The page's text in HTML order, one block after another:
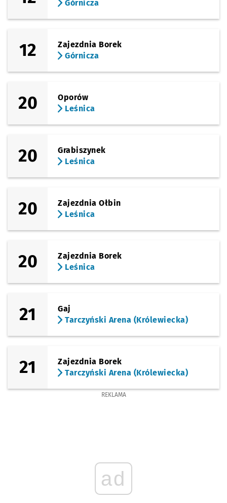
Górnicza
12
Zajezdnia Borek
Górnicza
20
Oporów
Leśnica
20
Grabiszynek
Leśnica
20
Zajezdnia Ołbin
Leśnica
20
Zajezdnia Borek
Leśnica
21
Gaj
Tarczyński Arena (Królewiecka)
21
Zajezdnia Borek
Tarczyński Arena (Królewiecka)
REKLAMA
ad